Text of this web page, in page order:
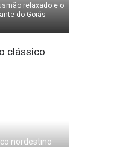
relaxado e o
do Goiás
nordestino